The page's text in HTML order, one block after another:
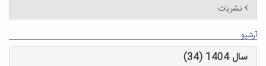
نشریات
آرشیو
سال 1404 (34)